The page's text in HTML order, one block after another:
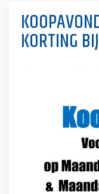
KORTING